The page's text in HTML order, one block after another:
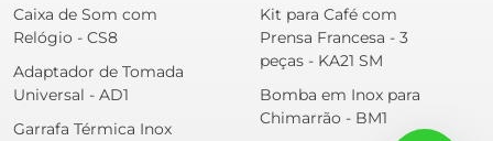
Caixa de Som com
Relógio - CS8
Adaptador de Tomada
Universal - AD1
Garrafa Térmica Inox
Kit para Café com
Prensa Francesa - 3
peças - KA21 SM
Bomba em Inox para
Chimarrão - BM1